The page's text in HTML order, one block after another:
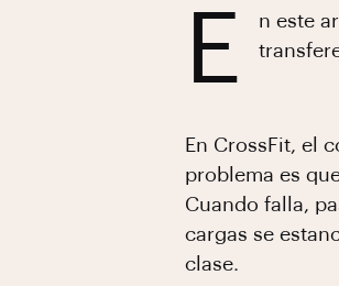
E
n este
En CrossFit, el
problema es
Cuando falla,
cargas se
clase.